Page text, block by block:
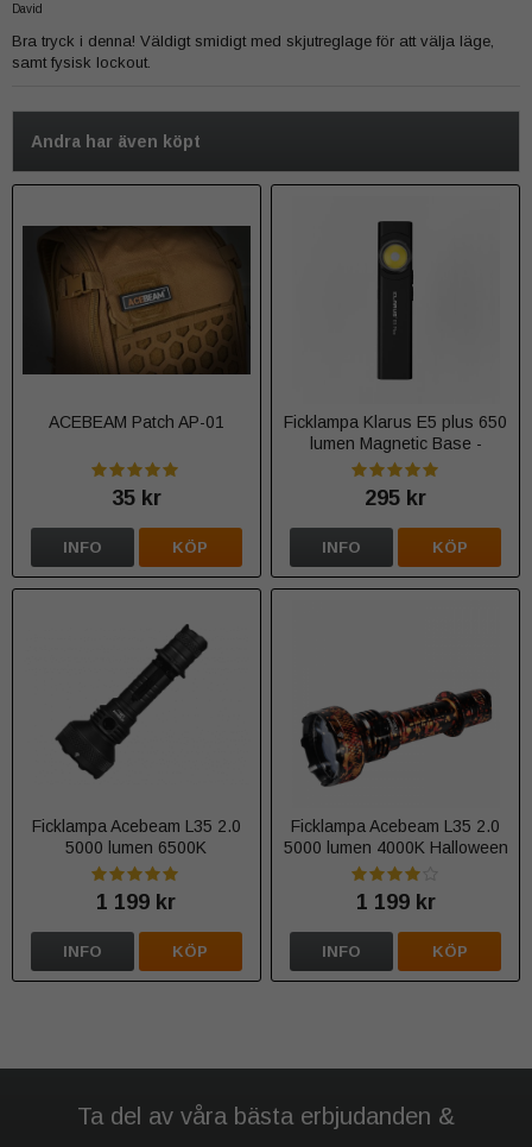
David
Bra tryck i denna! Väldigt smidigt med skjutreglage för att välja läge,
samt fysisk lockout.
Andra har även köpt
ACEBEAM Patch AP-01
35 kr
INFO KÖP
Ficklampa Klarus E5 plus 650
lumen Magnetic Base -
Färgval
295 kr
INFO KÖP
Ficklampa Acebeam L35 2.0
5000 lumen 6500K
1 199 kr
INFO KÖP
Ficklampa Acebeam L35 2.0
5000 lumen 4000K Halloween
camo Limited edition - Varmvit
1 199 kr
INFO KÖP
Ta del av våra bästa erbjudanden &